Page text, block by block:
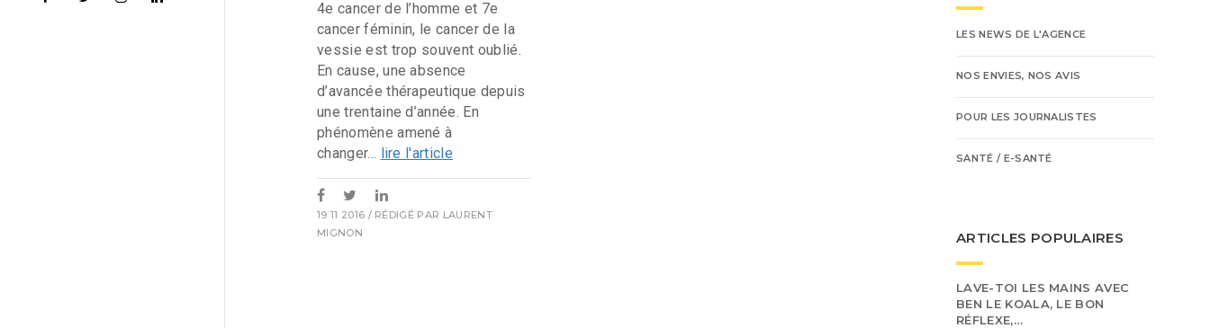
4e cancer de l’homme et 7e
cancer féminin, le cancer de la
vessie est trop souvent oublié.
En cause, une absence
d’avancée thérapeutique depuis
une trentaine d’année. En
phénomène amené à
changer... lire l'article
19 11 2016 / RÉDIGÉ PAR LAURENT
MIGNON
LES NEWS DE L'AGENCE
NOS ENVIES, NOS AVIS
POUR LES JOURNALISTES
SANTÉ / E-SANTÉ
ARTICLES POPULAIRES
LAVE-TOI LES MAINS AVEC
BEN LE KOALA, LE BON
RÉFLEXE,…